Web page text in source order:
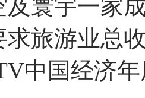
及寰宇一家
求旅游业总
中国经济